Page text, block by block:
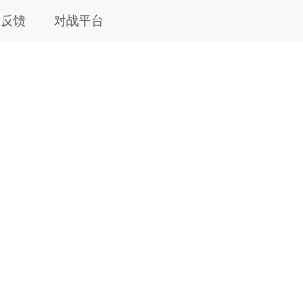
反馈 对战平台